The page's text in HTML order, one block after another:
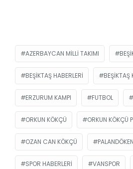
AZERBAYCAN MILLI TAKIMI
BEŞIKTAŞ HABERLERI BEŞIKTAŞ
ERZURUM KAMPI FUTBOL
ORKUN KÖKÇÜ ORKUN KÖKÇÜ
OZAN CAN KÖKÇÜ PALANDÖKEN
SPOR HABERLERI VANSPOR